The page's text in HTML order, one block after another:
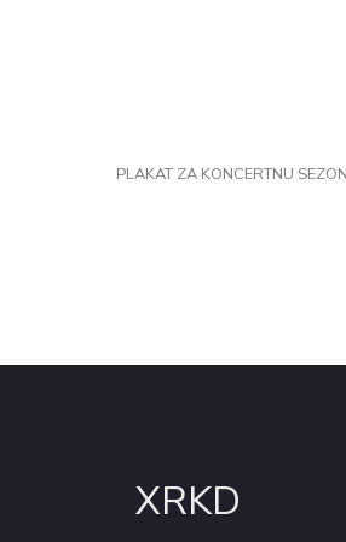
PLAKAT ZA KONCERTNU
oblici, povijest i atmosfera
XRKD